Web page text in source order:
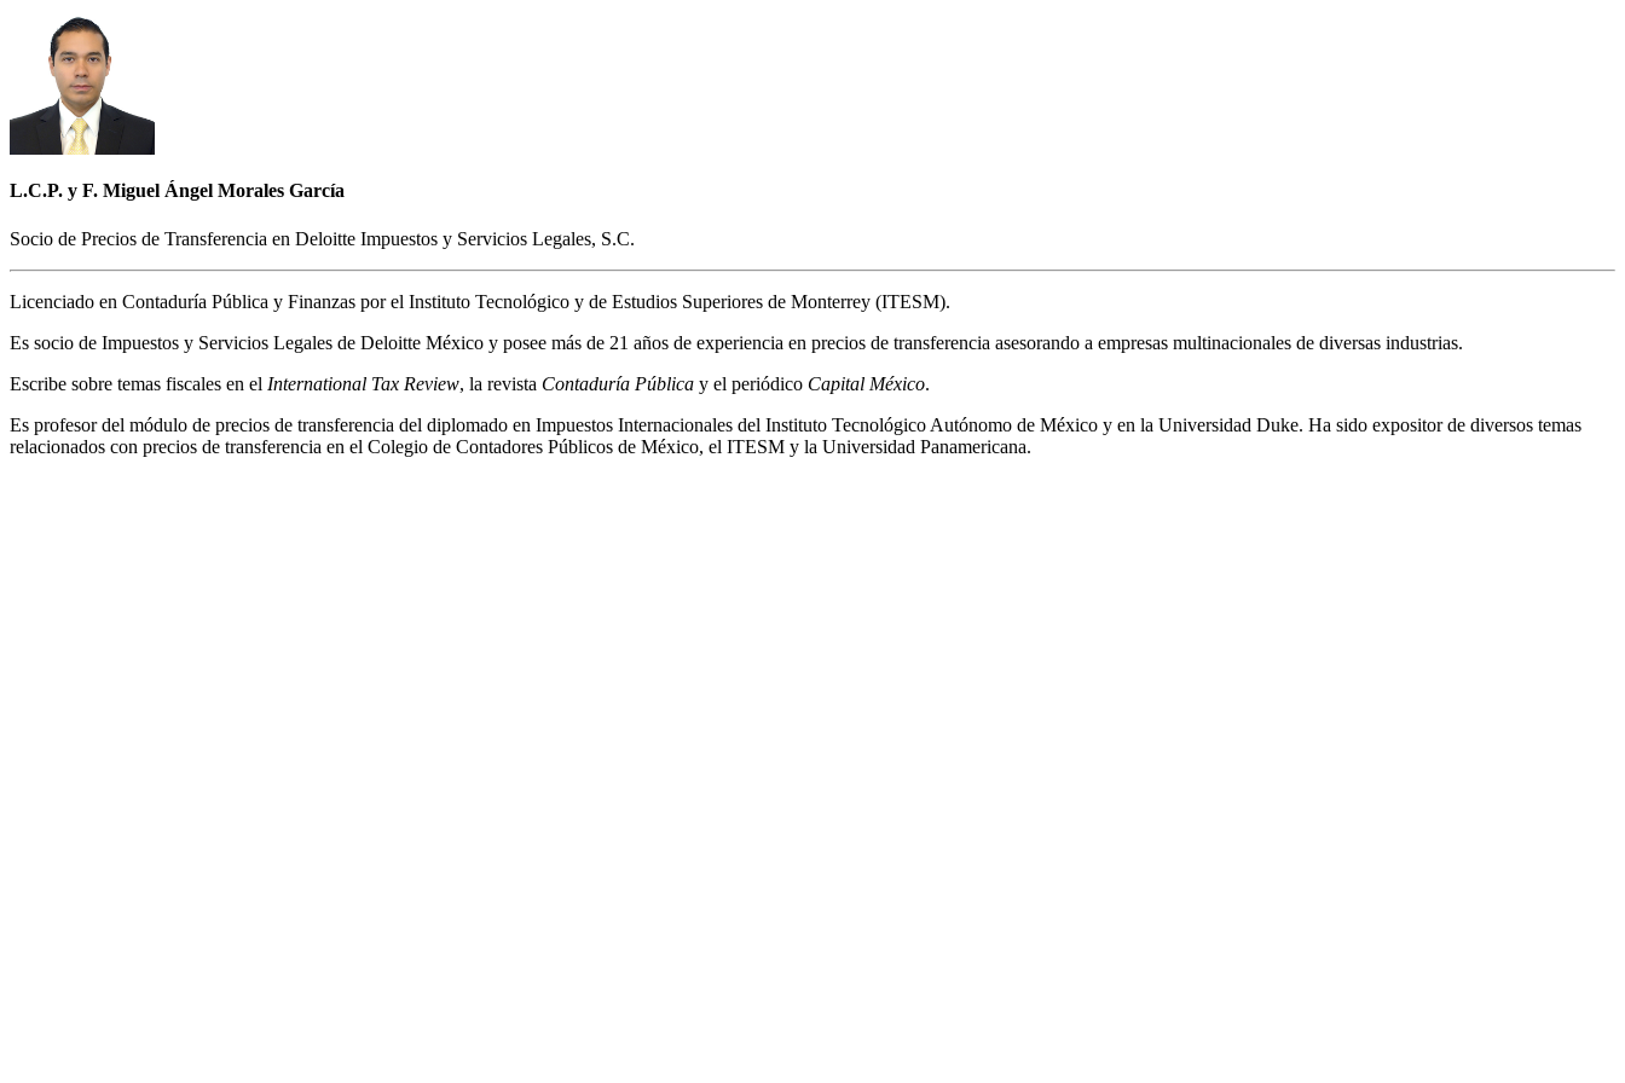
L.C.P. y F. Miguel Ángel Morales García
Socio de Precios de Transferencia en Deloitte Impuestos y Servicios Legales, S.C.
Licenciado en Contaduría Pública y Finanzas por el Instituto Tecnológico y de Estudios Superiores de Monterrey (ITESM).
Es socio de Impuestos y Servicios Legales de Deloitte México y posee más de 21 años de experiencia en precios de transferencia asesorando a empresas multinacionales de diversas industrias.
Escribe sobre temas fiscales en el International Tax Review, la revista Contaduría Pública y el periódico Capital México.
Es profesor del módulo de precios de transferencia del diplomado en Impuestos Internacionales del Instituto Tecnológico Autónomo de México y en la Universidad Duke. Ha sido expositor de diversos temas
relacionados con precios de transferencia en el Colegio de Contadores Públicos de México, el ITESM y la Universidad Panamericana.